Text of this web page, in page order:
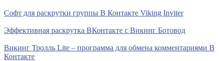
Софт для раскрутки группы В Контакте Viking Inviter
Эффективная раскрутка ВКонтакте с Викинг Ботовод
Викинг Тролль Lite – программа для обмена комментариями В
Контакте